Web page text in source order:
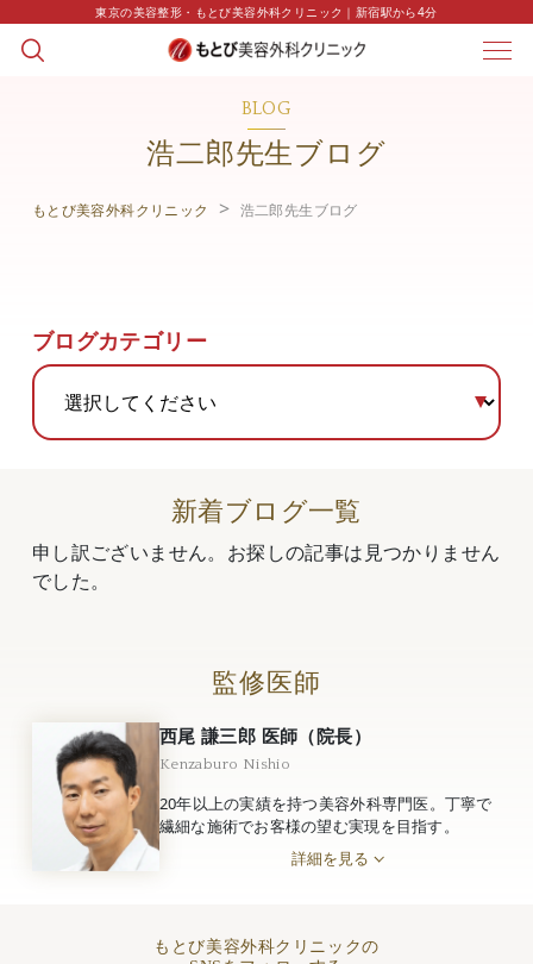
東京の美容整形・もとび美容外科クリニック｜新宿駅から4分
BLOG
浩二郎先生ブログ
もとび美容外科クリニック 浩二郎先生ブログ
ブログカテゴリー
新着ブログ一覧
申し訳ございません。お探しの記事は見つかりません
でした。
監修医師
西尾 謙三郎 医師（院長）
Kenzaburo Nishio
20年以上の実績を持つ美容外科専門医。丁寧で
繊細な施術でお客様の望む実現を目指す。
詳細を見る
もとび美容外科クリニックの